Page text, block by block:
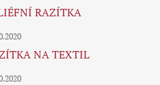
RAZÍTKA
NA TEXTIL